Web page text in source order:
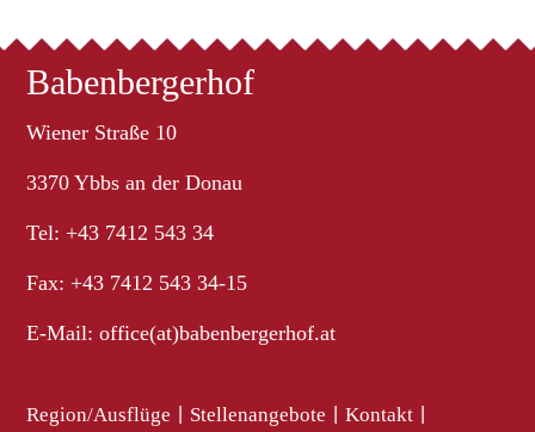
Babenbergerhof
Wiener Straße 10
3370 Ybbs an der Donau
Tel: +43 7412 543 34
Fax: +43 7412 543 34-15
E-Mail:office(at)babenbergerhof.at
Region/Ausflüge Stellenangebote Kontakt